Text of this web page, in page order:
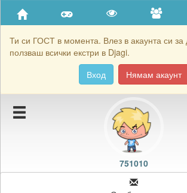
Ти си ГОСТ в момента. Влез в акаунта си за
ползваш всички екстри в Djagi.
Вход
Нямам акаунт
Приятели
Хронология на игри
Подаръците на 751010
751010